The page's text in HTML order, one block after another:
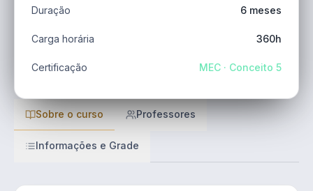
Sobre o curso Professores
Informações e Grade
Duração 6 meses
Carga horária 360h
Certificação MEC · Conceito 5